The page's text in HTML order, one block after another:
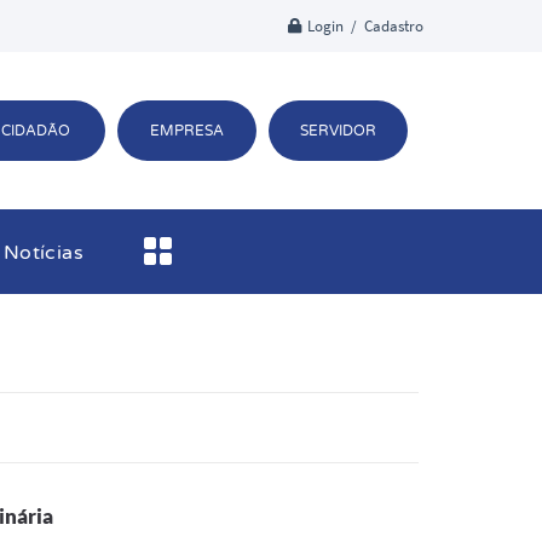
Login / Cadastro
CIDADÃO EMPRESA SERVIDOR
Notícias